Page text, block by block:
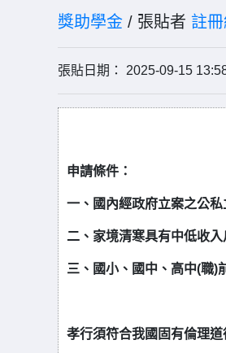
獎助學金 / 張貼者 註
張貼日期： 2025-09-15
申請條件：
一、 國內經政府立案之公
二、家境清寒具有中低收入
三、國小、國中、高中(職)
孝行須符合我國固有倫理